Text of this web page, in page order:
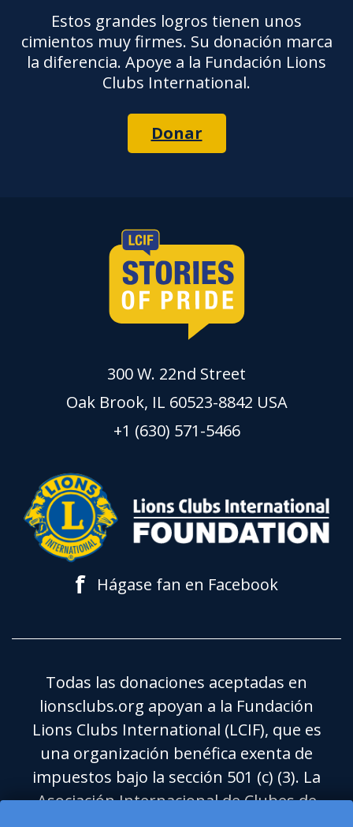
Estos grandes logros tienen unos
cimientos muy firmes. Su donación marca
la diferencia. Apoye a la Fundación Lions
Clubs International.
Donar
300 W. 22nd Street
Oak Brook, IL 60523-8842 USA
+1 (630) 571-5466
f Hágase fan en Facebook
Todas las donaciones aceptadas en
lionsclubs.org apoyan a la Fundación
Lions Clubs International (LCIF), que es
una organización benéfica exenta de
impuestos bajo la sección 501 (c) (3). La
Asociación Internacional de Clubes de